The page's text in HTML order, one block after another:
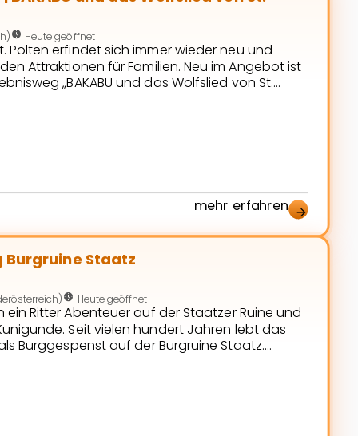
nest_clock_farsight_analog Heute geöffnet
Pölten erfindet sich immer wieder neu und
Attraktionen für Familien. Neu im Angebot ist
„BAKABU und das Wolfslied von St.
mehr erfahren arrow_forward
Staatz
nest_clock_farsight_analog Heute geöffnet
ein Ritter Abenteuer auf der Staatzer Ruine und
Seit vielen hundert Jahren lebt das
Burggespenst auf der Burgruine Staatz.